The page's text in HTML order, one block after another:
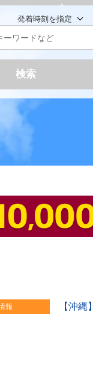
発着時刻を指定
検索
報 【沖